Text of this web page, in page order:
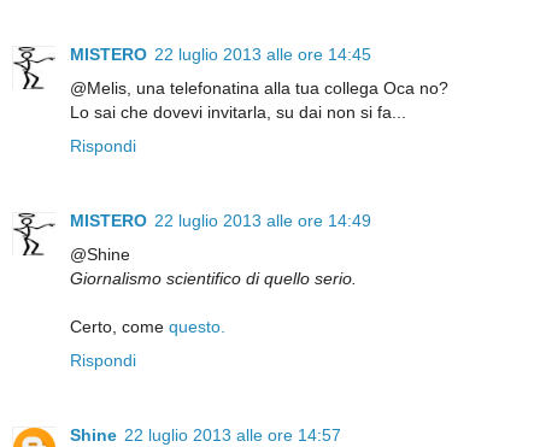
MISTERO 22 luglio 2013 alle ore 14:45
@Melis, una telefonatina alla tua collega Oca no?
Lo sai che dovevi invitarla, su dai non si fa...
Rispondi
MISTERO 22 luglio 2013 alle ore 14:49
@Shine
Giornalismo scientifico di quello serio.
Certo, come questo.
Rispondi
Shine 22 luglio 2013 alle ore 14:57